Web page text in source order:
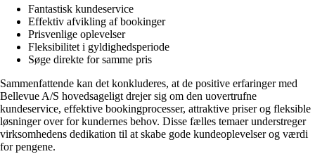
Fantastisk kundeservice
Effektiv afvikling af bookinger
Prisvenlige oplevelser
Fleksibilitet i gyldighedsperiode
Søge direkte for samme pris
Sammenfattende kan det konkluderes, at de positive erfaringer med
Bellevue A/S hovedsageligt drejer sig om den uovertrufne
kundeservice, effektive bookingprocesser, attraktive priser og fleksible
løsninger over for kundernes behov. Disse fælles temaer understreger
virksomhedens dedikation til at skabe gode kundeoplevelser og værdi
for pengene.